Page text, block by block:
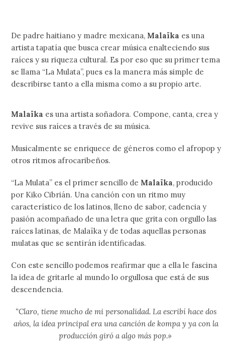
De padre haitiano y madre mexicana, Malaïka es una
artista tapatía que busca crear música enalteciendo sus
raíces y su riqueza cultural. Es por eso que su primer tema
se llama “La Mulata”, pues es la manera más simple de
describirse tanto a ella misma como a su propio arte.
Malaïka es una artista soñadora. Compone, canta, crea y
revive sus raíces a través de su música.
Musicalmente se enriquece de géneros como el afropop y
otros ritmos afrocaribeños.
“La Mulata” es el primer sencillo de Malaïka, producido
por Kiko Cibrián. Una canción con un ritmo muy
característico de los latinos, lleno de sabor, cadencia y
pasión acompañado de una letra que grita con orgullo las
raíces latinas, de Malaïka y de todas aquellas personas
mulatas que se sentirán identificadas.
Con este sencillo podemos reafirmar que a ella le fascina
la idea de gritarle al mundo lo orgullosa que está de sus
descendencia.
“Claro, tiene mucho de mi personalidad. La escribí hace dos
años, la idea principal era una canción de kompa y ya con la
producción giró a algo más pop.»